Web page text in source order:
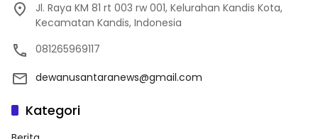
Jl. Raya KM 81 rt 003 rw 001, Kelurahan Kandis Kota,
Kecamatan Kandis, Indonesia
081265969117
dewanusantaranews@gmail.com
Kategori